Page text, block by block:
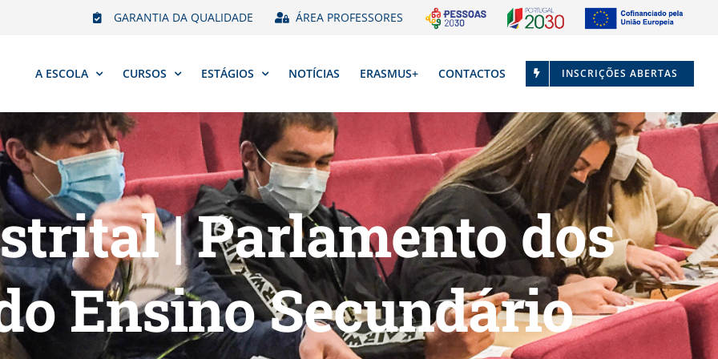
GARANTIA DA QUALIDADE ÁREA PROFESSORES
A ESCOLA CURSOS ESTÁGIOS NOTÍCIAS ERASMUS+ CONTACTOS INSCRIÇÕES ABERTAS
| Parlamento dos
Ensino Secundário